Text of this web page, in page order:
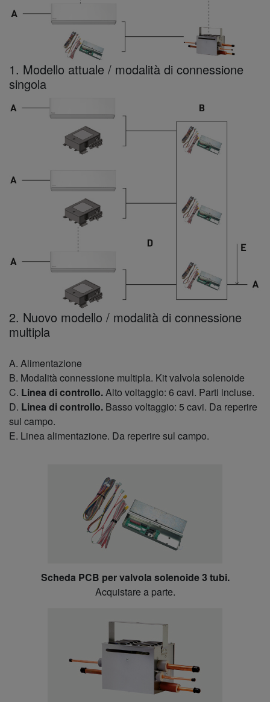
1. Modello attuale / modalità di connessione
singola
2. Nuovo modello / modalità di connessione
multipla
A. Alimentazione
B. Modalità connessione multipla. Kit valvola solenoide
C. Linea di controllo.Alto voltaggio: 6 cavi. Parti incluse.
D. Linea di controllo. Basso voltaggio: 5 cavi. Da reperire
sul campo.
E. Linea alimentazione. Da reperire sul campo.
Scheda PCB per valvola solenoide 3 tubi.
Acquistare a parte.